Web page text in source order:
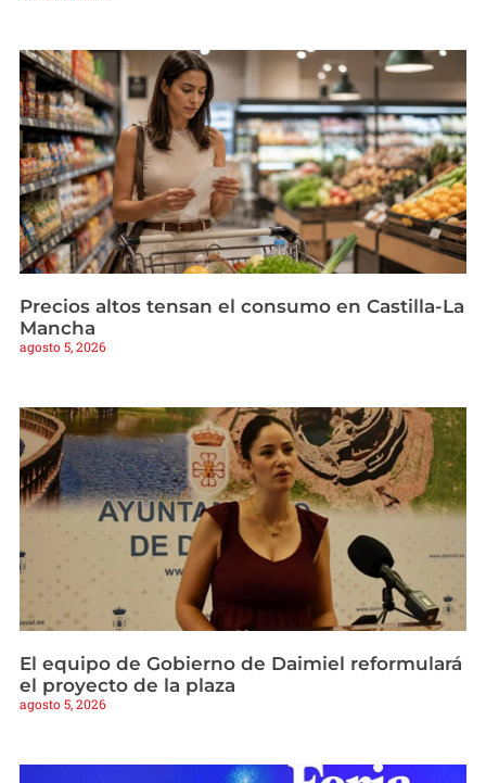
Precios altos tensan el consumo en Castilla-La
Mancha
agosto 5, 2026
El equipo de Gobierno de Daimiel reformulará
el proyecto de la plaza
agosto 5, 2026